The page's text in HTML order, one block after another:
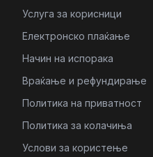
Услуга за корисници
Електронско плаќање
Начин на испорака
Враќање и рефундирање
Политика на приватност
Политика за колачиња
Услови за користење